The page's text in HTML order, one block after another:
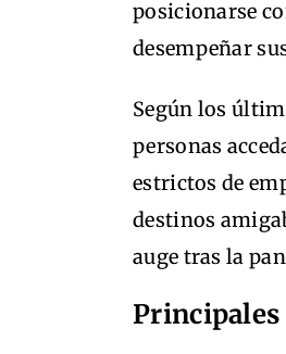
posicionarse
desempeñar
Según los
personas
estrictos de
destinos
auge tras la
Principales